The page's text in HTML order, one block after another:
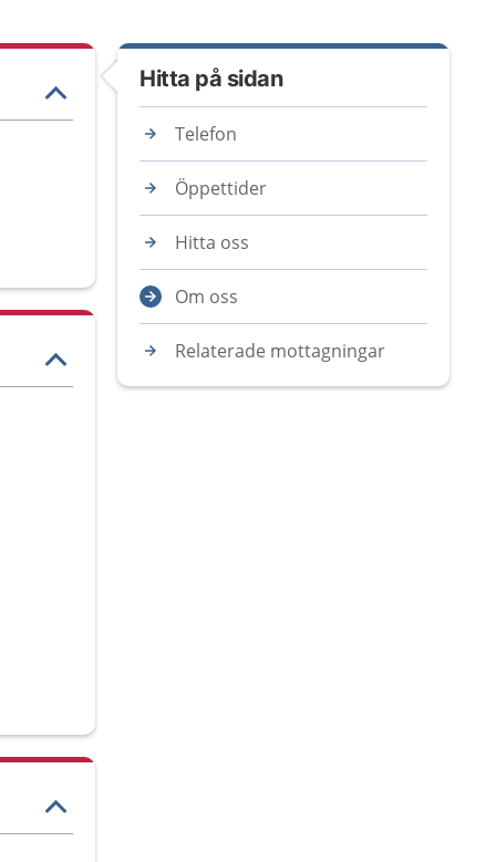
Hitta på sidan
Telefon
Öppettider
Hitta oss
Om oss
Relaterade mottagningar